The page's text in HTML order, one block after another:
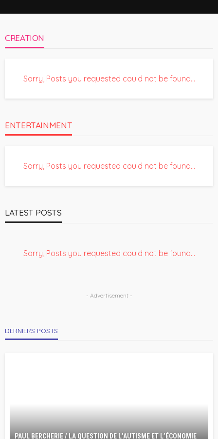
CREATION
Sorry, Posts you requested could not be found...
ENTERTAINMENT
Sorry, Posts you requested could not be found...
LATEST POSTS
Sorry, Posts you requested could not be found...
- Advertisement -
DERNIERS POSTS
PAUL BERCHERIE / LA QUESTION DE L’AUTISME ET L’ÉCONOMIE